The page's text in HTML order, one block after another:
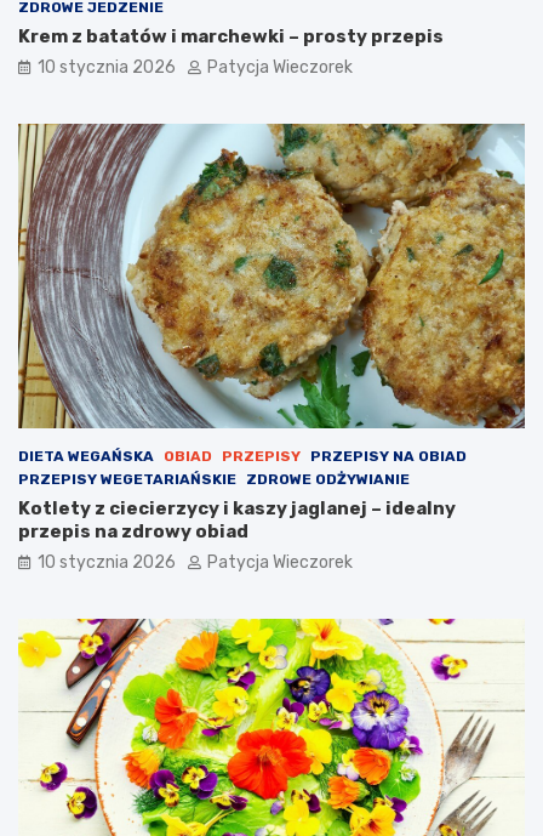
ZDROWE JEDZENIE
Krem z batatów i marchewki – prosty przepis
10 stycznia 2026 Patycja Wieczorek
DIETA WEGAŃSKA OBIAD PRZEPISY
PRZEPISY NA OBIAD
PRZEPISY WEGETARIAŃSKIE
ZDROWE ODŻYWIANIE
Kotlety z ciecierzycy i kaszy jaglanej – idealny
przepis na zdrowy obiad
10 stycznia 2026 Patycja Wieczorek